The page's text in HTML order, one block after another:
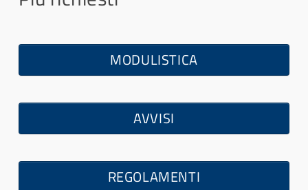
- - - IN ATTESA DECRETO FINANZIAMENTO
MODULISTICA
AVVISI
REGOLAMENTI